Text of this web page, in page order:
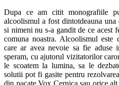
Dupa ce am citit monografiile
alcoolismul a fost dintotdeauna
si nimeni nu s-a gandit de ce acest
comuna noastra. Alcoolismul
care ar avea nevoie sa fie aduse
speram, cu ajutorul vizitatorilor
le scoatem la lumina, sa le
solutii pot fi gasite pentru
din pacate Vox Cernica sau orice